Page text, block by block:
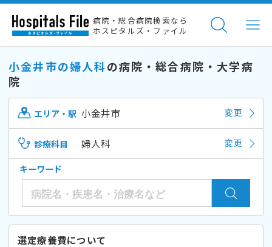
病院・総合病院検索なら
ホスピタルズ・ファイル
小金井市の婦人科の病院・総合病院・大学病
院
エリア・駅 小金井市 変更
診療科目 婦人科 変更
キーワード
選定療養費について